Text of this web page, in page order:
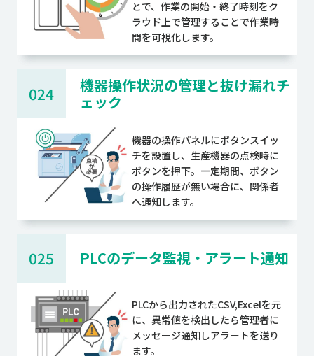
とで、作業の開始・終了時刻をク
ラウド上で管理することで作業時
間を可視化します。
024
機器操作状況の管理と抜け漏れチ
ェック
機器の操作パネルにボタンスイッ
チを設置し、生産機器の点検時に
ボタンを押下。一定期間、ボタン
の操作履歴が無い場合に、関係者
へ通知します。
025 PLCのデータ監視・アラート通知
PLCから出力されたCSV,Excelを元
に、異常値を検出したら管理者に
メッセージ通知しアラートを送り
ます。